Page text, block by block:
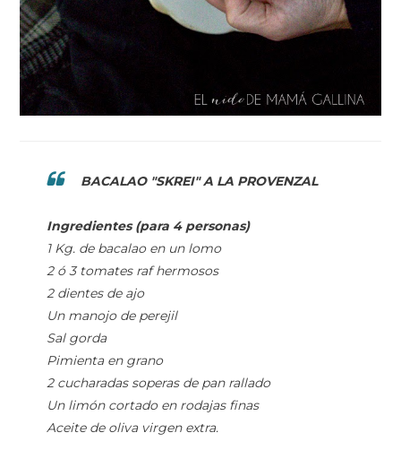
BACALAO "SKREI" A LA PROVENZAL
Ingredientes (para 4 personas)
1 Kg. de bacalao en un lomo
2 ó 3 tomates raf hermosos
2 dientes de ajo
Un manojo de perejil
Sal gorda
Pimienta en grano
2 cucharadas soperas de pan rallado
Un limón cortado en rodajas finas
Aceite de oliva virgen extra.